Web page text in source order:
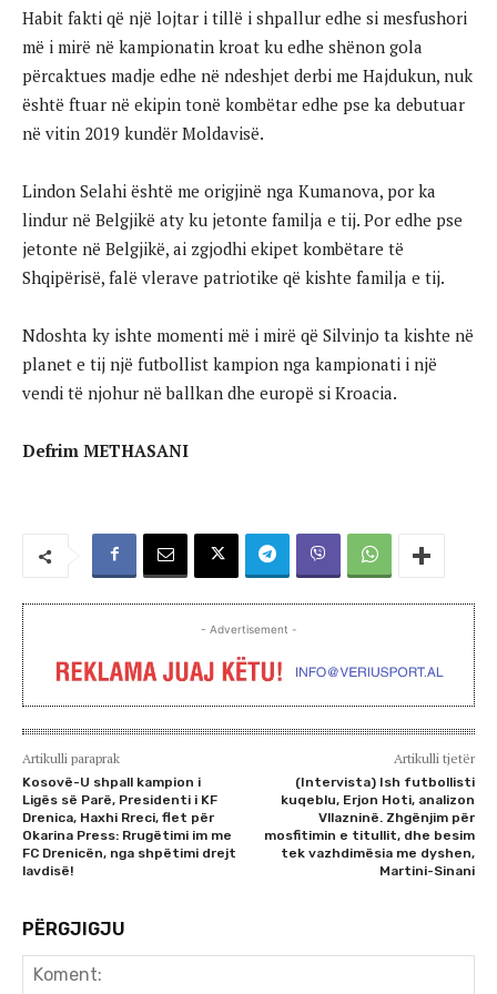
Habit fakti që një lojtar i tillë i shpallur edhe si mesfushori
më i mirë në kampionatin kroat ku edhe shënon gola
përcaktues madje edhe në ndeshjet derbi me Hajdukun, nuk
është ftuar në ekipin tonë kombëtar edhe pse ka debutuar
në vitin 2019 kundër Moldavisë.
Lindon Selahi është me origjinë nga Kumanova, por ka
lindur në Belgjikë aty ku jetonte familja e tij. Por edhe pse
jetonte në Belgjikë, ai zgjodhi ekipet kombëtare të
Shqipërisë, falë vlerave patriotike që kishte familja e tij.
Ndoshta ky ishte momenti më i mirë që Silvinjo ta kishte në
planet e tij një futbollist kampion nga kampionati i një
vendi të njohur në ballkan dhe europë si Kroacia.
Defrim METHASANI
- Advertisement -
Artikulli paraprak
Kosovë-U shpall kampion i
Ligës së Parë, Presidenti i KF
Drenica, Haxhi Rreci, flet për
Okarina Press: Rrugëtimi im me
FC Drenicën, nga shpëtimi drejt
lavdisë!
Artikulli tjetër
(Intervista) Ish futbollisti
kuqeblu, Erjon Hoti, analizon
Vllazninë. Zhgënjim për
mosfitimin e titullit, dhe besim
tek vazhdimësia me dyshen,
Martini-Sinani
PËRGJIGJU